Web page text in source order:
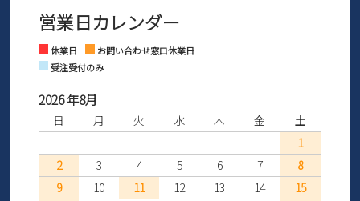
さい。
※土日祝はお問い合わせ窓口休業日となります。
Facebook Instagram
営業日カレンダー
休業日
お問い合わせ窓口休業日
受注受付のみ
2026 年8月
日 月 火 水 木 金
土
1
2
3 4 5 6 7
8
9
10 11 12 13 14
15